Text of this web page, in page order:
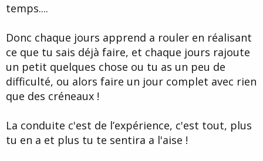
temps....
Donc chaque jours apprend a rouler en réalisant
ce que tu sais déjà faire, et chaque jours rajoute
un petit quelques chose ou tu as un peu de
difficulté, ou alors faire un jour complet avec rien
que des créneaux !
La conduite c'est de l’expérience, c'est tout, plus
tu en a et plus tu te sentira a l'aise !